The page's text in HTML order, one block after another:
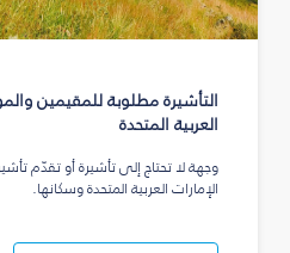
التأشيرة مطلوبة للمقيمين
العربية المتحدة
وجهة لا تحتاج إلى تأشيرة أو تقدّم
الإمارات العربية المتحدة وسكانها.